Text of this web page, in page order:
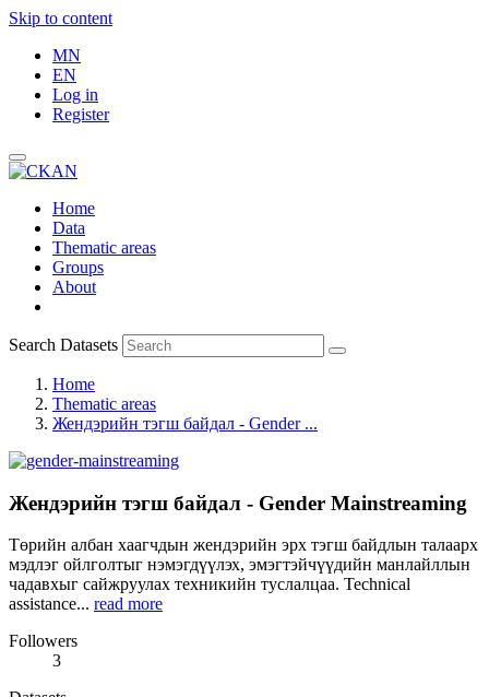
Skip to content
MN
EN
Log in
Register
Home
Data
Thematic areas
Groups
About
Search Datasets
Home
Thematic areas
Жендэрийн тэгш байдал - Gender ...
Жендэрийн тэгш байдал - Gender Mainstreaming
Төрийн албан хаагчдын жендэрийн эрх тэгш байдлын талаарх
мэдлэг ойлголтыг нэмэгдүүлэх, эмэгтэйчүүдийн манлайллын
чадавхыг сайжруулах техникийн туслалцаа. Technical
assistance... read more
Followers
3